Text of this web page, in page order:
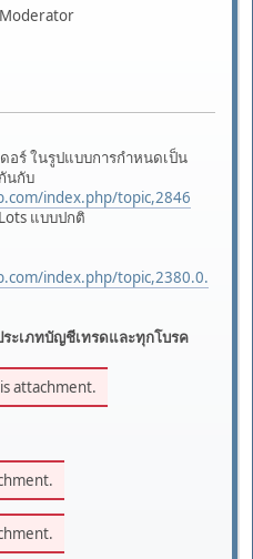
อร์ ในรูปแบบการกำหนดเป็น
นกับ
index.php/topic,2846
แบบปกติ
index.php/topic,2380.0.
ะเภทบัญชีเทรดและทุกโบรค
attachment.